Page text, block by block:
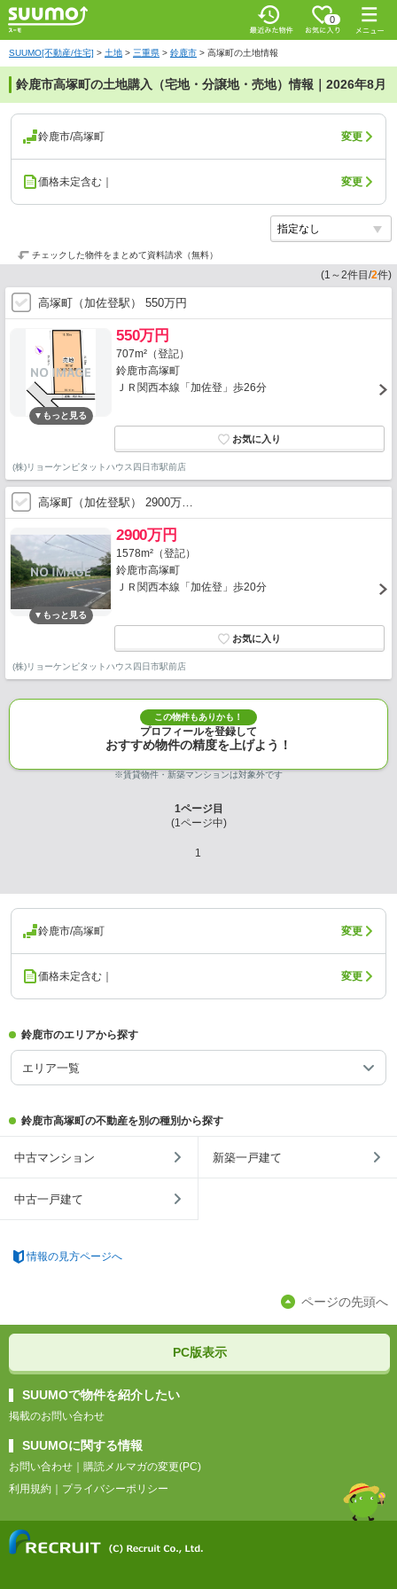
0
SUUMO[不動産/住宅] > 土地 > 三重県 > 鈴鹿市 > 高塚町の土地情報
鈴鹿市高塚町の土地購入（宅地・分譲地・売地）情報｜2026年8月
鈴鹿市/高塚町 変更
価格未定含む｜ 変更
チェックした物件をまとめて資料請求（無料）
(1 ～2件目/2件)
高塚町（加佐登駅） 550万円
550万円
707m²（登記）
鈴鹿市高塚町
ＪＲ関西本線「加佐登」歩26分
(株)リョーケンピタットハウス四日市駅前店
高塚町（加佐登駅） 2900万…
2900万円
1578m²（登記）
鈴鹿市高塚町
ＪＲ関西本線「加佐登」歩20分
(株)リョーケンピタットハウス四日市駅前店
この物件もありかも！
プロフィールを登録して
おすすめ物件の精度を上げよう！
※賃貸物件・新築マンションは対象外です
1ページ目
(1ページ中)
1
鈴鹿市/高塚町 変更
価格未定含む｜ 変更
鈴鹿市のエリアから探す
エリア一覧
鈴鹿市高塚町の不動産を別の種別から探す
中古マンション 新築一戸建て
中古一戸建て
情報の見方ページへ
ページの先頭へ
PC版表示
SUUMOで物件を紹介したい
掲載のお問い合わせ
SUUMOに関する情報
お問い合わせ
購読メルマガの変更(PC)
利用規約
プライバシーポリシー